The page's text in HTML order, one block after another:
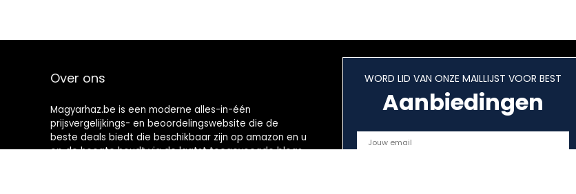
Over ons
Magyarhaz.be is een moderne alles-in-één
prijsvergelijkings- en beoordelingswebsite die de
beste deals biedt die beschikbaar zijn op amazon en u
op de hoogte houdt via de laatst toegevoegde blogs.
WORD LID VAN ONZE MAILLIJST VOOR BEST
Aanbiedingen